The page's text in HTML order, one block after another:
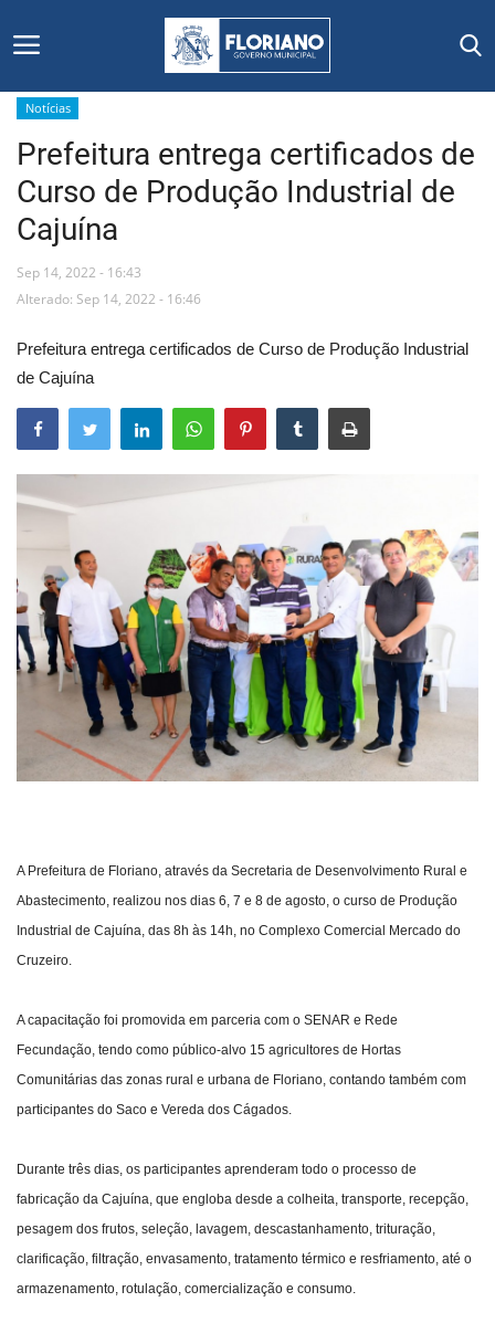
Início
Editais
Floriano
Mural de Licitações
Notícias
Vídeos
Webmail
Contato
Notícias
Prefeitura entrega certificados de
Curso de Produção Industrial de
Cajuína
Sep 14, 2022 - 16:43
Alterado: Sep 14, 2022 - 16:46
Prefeitura entrega certificados de Curso de Produção Industrial
de Cajuína
A Prefeitura de Floriano, através da Secretaria de Desenvolvimento Rural e
Abastecimento, realizou nos dias 6, 7 e 8 de agosto, o curso de Produção
Industrial de Cajuína, das 8h às 14h, no Complexo Comercial Mercado do
Cruzeiro.
A capacitação foi promovida em parceria com o SENAR e Rede
Fecundação, tendo como público-alvo 15 agricultores de Hortas
Comunitárias das zonas rural e urbana de Floriano, contando também com
participantes do Saco e Vereda dos Cágados.
Durante três dias, os participantes aprenderam todo o processo de
fabricação da Cajuína, que engloba desde a colheita, transporte, recepção,
pesagem dos frutos, seleção, lavagem, descastanhamento, trituração,
clarificação, filtração, envasamento, tratamento térmico e resfriamento, até o
armazenamento, rotulação, comercialização e consumo.